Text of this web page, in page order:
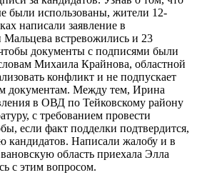
были использованы, жители 12-
написали заявление в
Мальцева встревожились и 23
документы с подписями были
Михаила Крайнова, областной
конфликт и не подпускает
документам. Между тем, Ирина
в ОВД по Тейковскому району
с требованием провести
если факт подделки подтвердится,
кандидатов. Написали жалобу и в
область приехала Элла
с этим вопросом.